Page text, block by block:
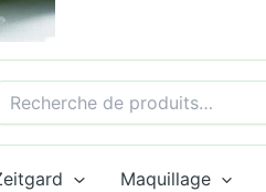
Maquillage